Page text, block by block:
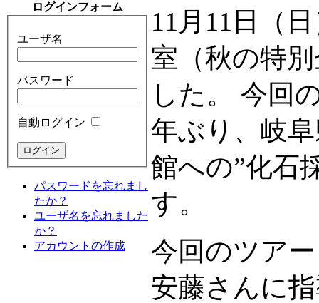
ログインフォーム
ユーザ名
パスワード
自動ログイン
パスワードを忘れまし
たか？
ユーザ名を忘れました
か？
アカウントの作成
11月11日（
室（秋の特
した。 今回
年ぶり、岐
館への”化石
す。
今回のツア
安藤さんに